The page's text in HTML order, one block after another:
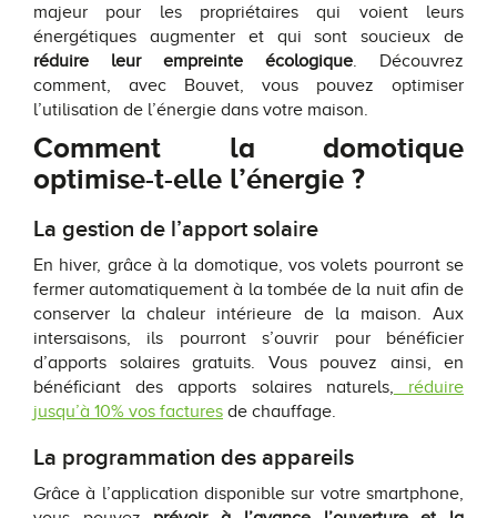
majeur pour les propriétaires qui voient leurs
énergétiques augmenter et qui sont soucieux de
réduire leur empreinte écologique. Découvrez
comment, avec Bouvet, vous pouvez optimiser
l’utilisation de l’énergie dans votre maison.
Comment la domotique
optimise-t-elle l’énergie ?
La gestion de l’apport solaire
En hiver, grâce à la domotique, vos volets pourront se
fermer automatiquement à la tombée de la nuit afin de
conserver la chaleur intérieure de la maison. Aux
intersaisons, ils pourront s’ouvrir pour bénéficier
d’apports solaires gratuits. Vous pouvez ainsi, en
bénéficiant des apports solaires naturels, réduire
jusqu’à 10% vos factures de chauffage.
La programmation des appareils
Grâce à l’application disponible sur votre smartphone,